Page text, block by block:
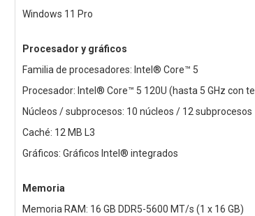
Windows 11 Pro
Procesador y gráficos
Familia de procesadores: Intel® Core™ 5
Procesador: Intel® Core™ 5 120U (hasta 5 GHz con
Núcleos / subprocesos: 10 núcleos / 12 subprocesos
Caché: 12 MB L3
Gráficos: Gráficos Intel® integrados
Memoria
Memoria RAM: 16 GB DDR5-5600 MT/s (1 x 16 GB)